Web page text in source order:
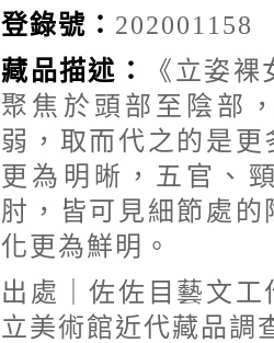
登錄號： 202001158
藏品描述：
《立姿
聚焦於頭部至陰部
弱，取而代之的是
更為明晰，五官、
肘，皆可見細節處
化更為鮮明。
出處｜佐佐目藝文
立美術館近代藏品調